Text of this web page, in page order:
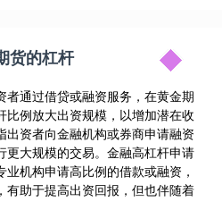
货的杠杆
者通过借贷或融资服务，在黄金期
例放大出资规模，以增加潜在收
资者向金融机构或券商申请融资
更大规模的交易。金融高杠杆申请
机构申请高比例的借款或融资，
有助于提高出资回报，但也伴随着